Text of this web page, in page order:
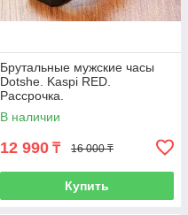
Брутальные мужские часы
Dotshe. Kaspi RED.
Рассрочка.
В наличии
12 990 ₸ 16 000 ₸
Купить